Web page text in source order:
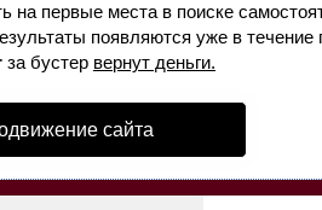
на первые места в поиске
появляются уже в
за бустер вернут деньги.
сайта